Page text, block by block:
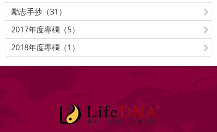
勵志手抄（31）
2017年度專欄（5）
2018年度專欄（1）